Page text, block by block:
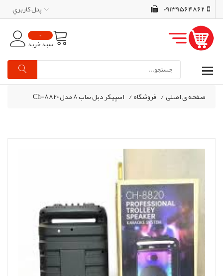
09139564862 پنل کاربري
0
سبد خرید
صفحه ی اصلی/ فروشگاه/ اسپیکر دبل ساب 8 مدل Ch-8820